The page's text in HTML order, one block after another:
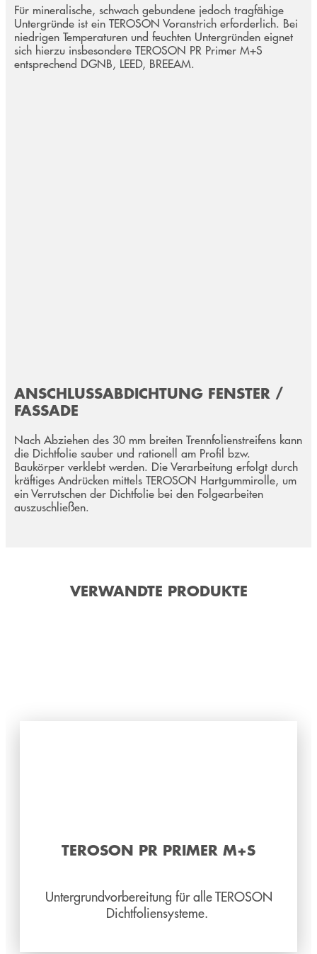
Für mineralische, schwach gebundene jedoch tragfähige
Untergründe ist ein TEROSON Voranstrich erforderlich. Bei
niedrigen Temperaturen und feuchten Untergründen eignet
sich hierzu insbesondere TEROSON PR Primer M+S
entsprechend DGNB, LEED, BREEAM.
ANSCHLUSSABDICHTUNG FENSTER /
FASSADE
Nach Abziehen des 30 mm breiten Trennfolienstreifens kann
die Dichtfolie sauber und rationell am Profil bzw.
Baukörper verklebt werden. Die Verarbeitung erfolgt durch
kräftiges Andrücken mittels TEROSON Hartgummirolle, um
ein Verrutschen der Dichtfolie bei den Folgearbeiten
auszuschließen.
VERWANDTE PRODUKTE
TEROSON PR PRIMER M+S
Untergrundvorbereitung für alle TEROSON
Dichtfoliensysteme.